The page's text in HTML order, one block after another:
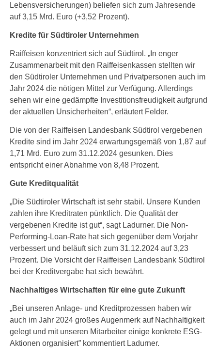
Lebensversicherungen) beliefen sich zum Jahresende
auf 3,15 Mrd. Euro (+3,52 Prozent).
Kredite für Südtiroler Unternehmen
Raiffeisen konzentriert sich auf Südtirol. „In enger
Zusammenarbeit mit den Raiffeisenkassen stellten wir
den Südtiroler Unternehmen und Privatpersonen auch im
Jahr 2024 die nötigen Mittel zur Verfügung. Allerdings
sehen wir eine gedämpfte Investitionsfreudigkeit aufgrund
der aktuellen Unsicherheiten“, erläutert Felder.
Die von der Raiffeisen Landesbank Südtirol vergebenen
Kredite sind im Jahr 2024 erwartungsgemäß von 1,87 auf
1,71 Mrd. Euro zum 31.12.2024 gesunken. Dies
entspricht einer Abnahme von 8,48 Prozent.
Gute Kreditqualität
„Die Südtiroler Wirtschaft ist sehr stabil. Unsere Kunden
zahlen ihre Kreditraten pünktlich. Die Qualität der
vergebenen Kredite ist gut“, sagt Ladurner. Die Non-
Performing-Loan-Rate hat sich gegenüber dem Vorjahr
verbessert und beläuft sich zum 31.12.2024 auf 3,23
Prozent. Die Vorsicht der Raiffeisen Landesbank Südtirol
bei der Kreditvergabe hat sich bewährt.
Nachhaltiges Wirtschaften für eine gute Zukunft
„Bei unseren Anlage- und Kreditprozessen haben wir
auch im Jahr 2024 großes Augenmerk auf Nachhaltigkeit
gelegt und mit unseren Mitarbeiter einige konkrete ESG-
Aktionen organisiert” kommentiert Ladurner.